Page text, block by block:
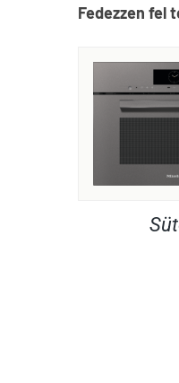
Fedezzen fel